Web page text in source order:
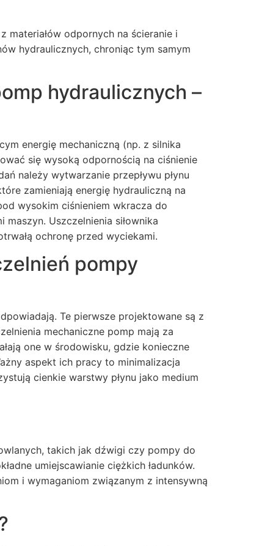
materiałów odpornych na ścieranie i
hydraulicznych, chroniąc tym samym
hydraulicznych –
energię mechaniczną (np. z silnika
się wysoką odpornością na ciśnienie
należy wytwarzanie przepływu płynu
zamieniają energię hydrauliczną na
wysokim ciśnieniem wkracza do
Uszczelnienia siłownika
ochronę przed wyciekami.
pompy
Te pierwsze projektowane są z
mechaniczne pomp mają za
one w środowisku, gdzie konieczne
aspekt ich pracy to minimalizacja
cienkie warstwy płynu jako medium
takich jak dźwigi czy pompy do
umiejscawianie ciężkich ładunków.
i wymaganiom związanym z intensywną